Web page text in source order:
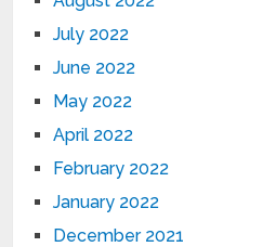
July 2022
June 2022
May 2022
April 2022
February 2022
January 2022
December 2021